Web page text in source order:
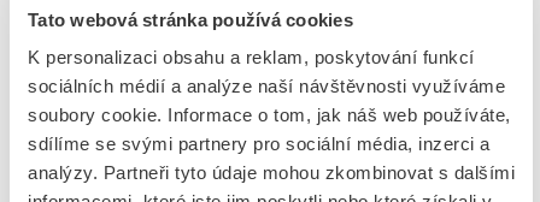
Tato webová stránka používá cookies
K personalizaci obsahu a reklam, poskytování funkcí
sociálních médií a analýze naší návštěvnosti využíváme
soubory cookie. Informace o tom, jak náš web používáte,
sdílíme se svými partnery pro sociální média, inzerci a
analýzy. Partneři tyto údaje mohou zkombinovat s dalšími
PCE Spojka 16A/230V 3-pólová IP44
EAN
9003399124853
Kód výrobce
PC-213-6
Značka
PCE
Cena s DPH 184,53 Kč/ks